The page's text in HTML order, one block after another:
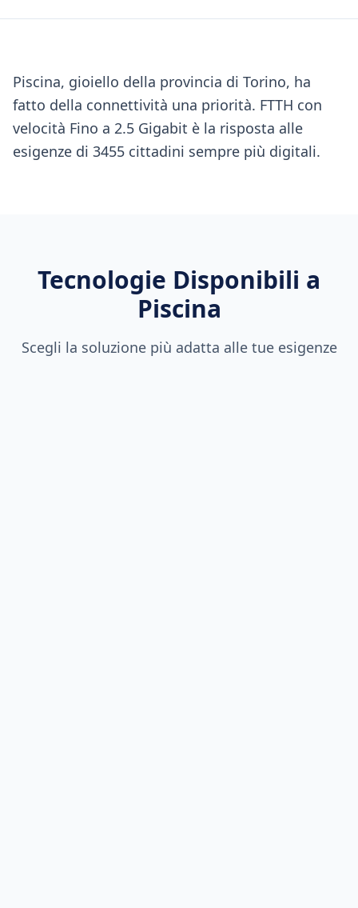
Piscina, gioiello della provincia di Torino, ha
fatto della connettività una priorità. FTTH con
velocità Fino a 2.5 Gigabit è la risposta alle
esigenze di 3455 cittadini sempre più digitali.
Tecnologie Disponibili a
Piscina
Scegli la soluzione più adatta alle tue esigenze